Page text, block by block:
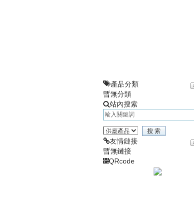
產品分類
暫無分類
站內搜索
友情鏈接
暫無鏈接
QRcode